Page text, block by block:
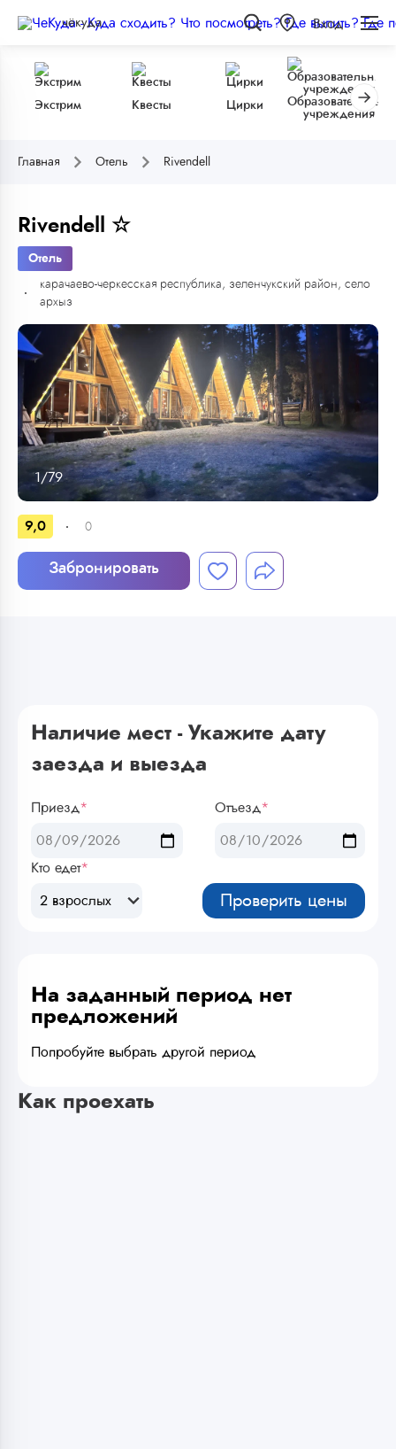
чёкуда Вход
Экстрим Квесты Цирки
Образовательные
учреждения
Главная Отель Rivendell
Rivendell ☆
Отель
карачаево-черкесская республика, зеленчукский район, село
архыз
1 /79
9,0 0
Забронировать
Наличие мест - Укажите дату
заезда и выезда
Приезд* Отъезд*
Кто едет*
2 взрослых Проверить цены
На заданный период нет
предложений
Попробуйте выбрать другой период
Как проехать